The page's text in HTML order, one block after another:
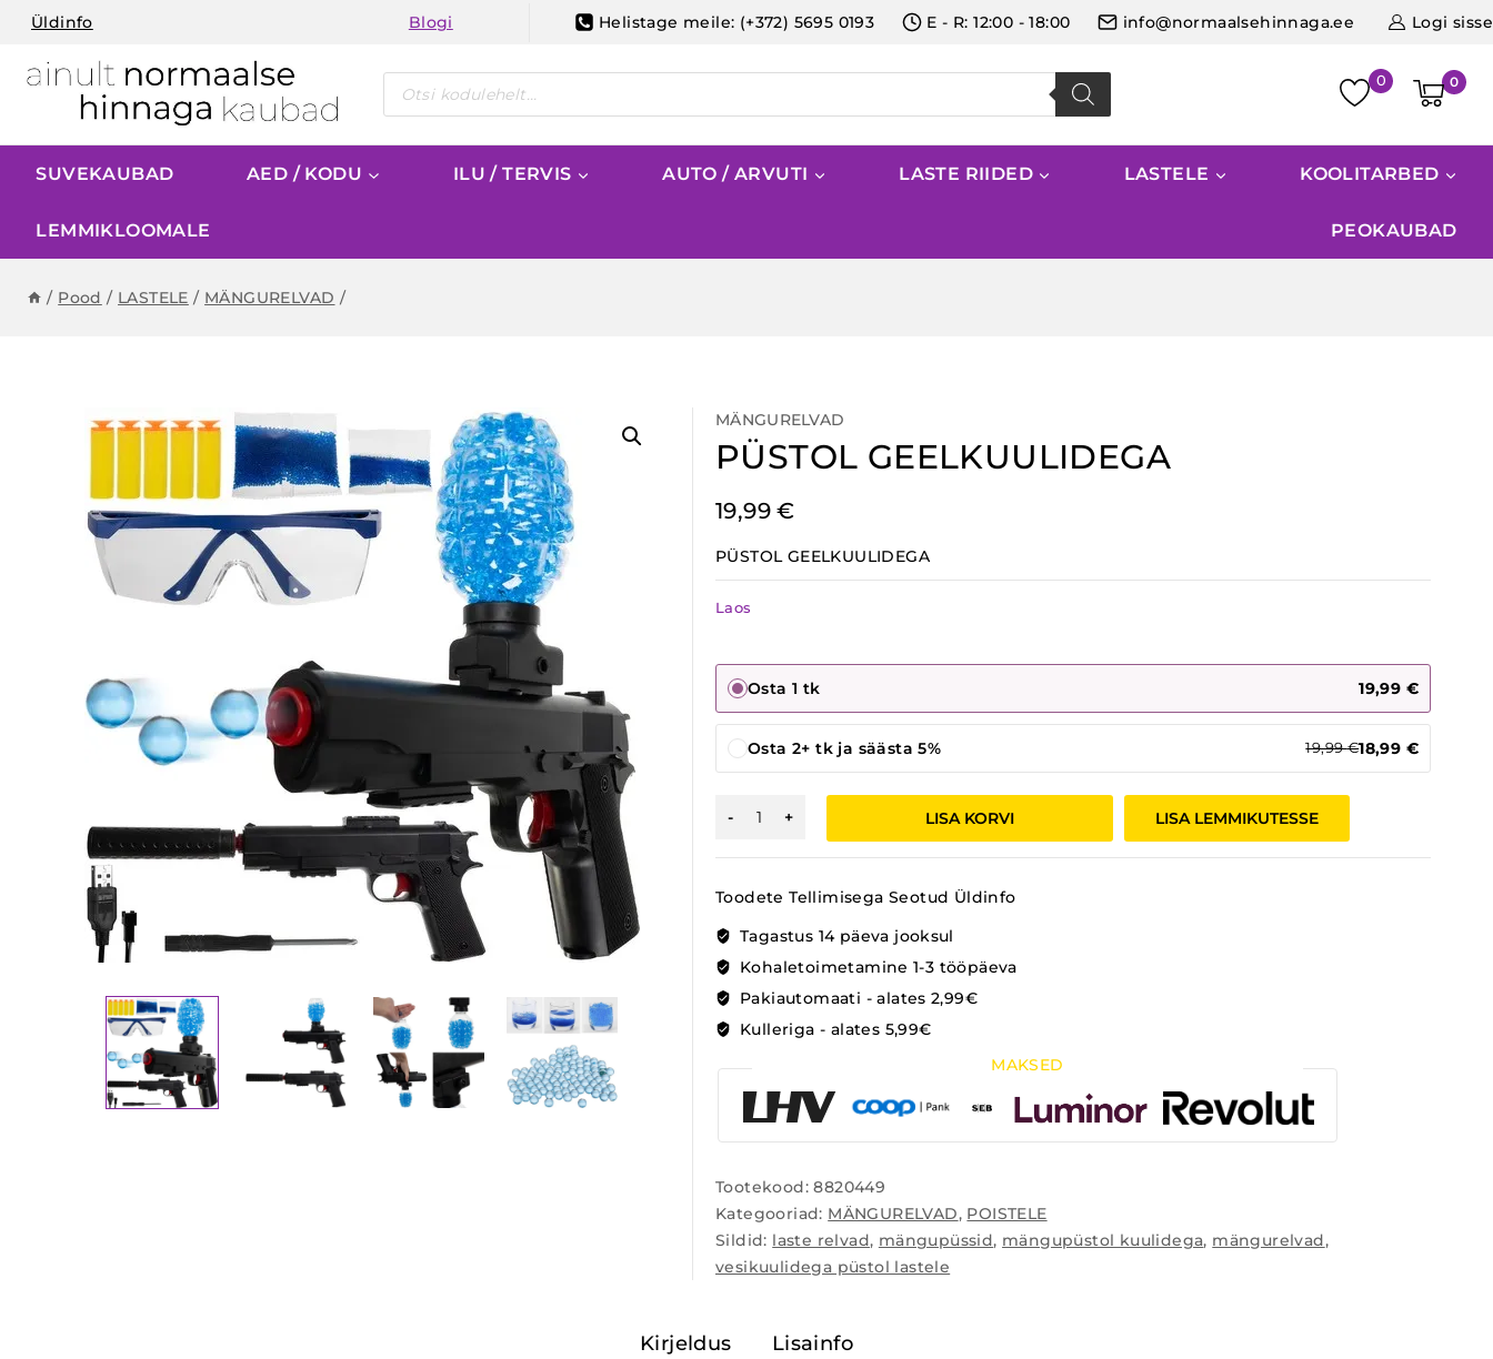
Skip
content
Üldinfo Blogi Helistage meile: (+372) 5695 0193 E - R: 12:00 - 18:00 info@normaalsehinnaga.ee Logi sisse
Products
search
0
SUVEKAUBAD AED / KODU ILU / TERVIS AUTO / ARVUTI LASTE RIIDED LASTELE KOOLITARBED
LEMMIKLOOMALE PEOKAUBAD
/ Pood / LASTELE / MÄNGURELVAD /
MÄNGURELVAD
PÜSTOL GEELKUULIDEGA
19,99€
PÜSTOL GEELKUULIDEGA
Laos
Osta 1 tk 19,99 €
Osta 2+ tk ja säästa 5% 19,99€18,99 €
kogus
LISA KORVI LISA LEMMIKUTESSE
Toodete Tellimisega Seotud Üldinfo
Tagastus 14 päeva jooksul
Kohaletoimetamine 1-3 tööpäeva
Pakiautomaati - alates 2,99€
Kulleriga - alates 5,99€
MAKSED
Tootekood:8820449
Kategooriad: MÄNGURELVAD, POISTELE
Sildid: laste relvad, mängupüssid, mängupüstol kuulidega, mängurelvad,
vesikuulidega püstol lastele
Kirjeldus Lisainfo